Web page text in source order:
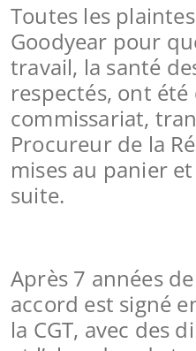
Toutes les
Goodyear pour
travail, la santé
respectés, ont été
commissariat,
Procureur de la
mises au panier
suite.
Après 7 années
accord est signé
la CGT, avec des